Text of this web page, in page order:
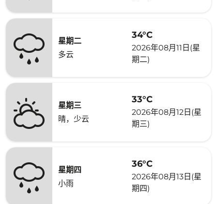
星期二
多云
34°C
2026年08月11日(星
期二)
星期三
晴，少云
33°C
2026年08月12日(星
期三)
星期四
小雨
36°C
2026年08月13日(星
期四)